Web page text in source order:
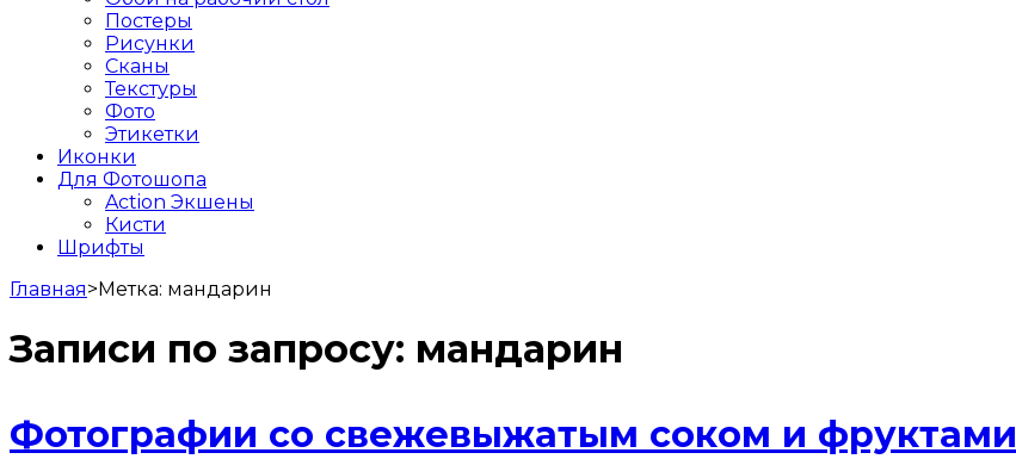
Постеры
Рисунки
Сканы
Текстуры
Фото
Этикетки
Иконки
Для Фотошопа
Action Экшены
Кисти
Шрифты
Главная>Метка: мандарин
Записи по запросу: мандарин
Фотографии со свежевыжатым соком и фруктами